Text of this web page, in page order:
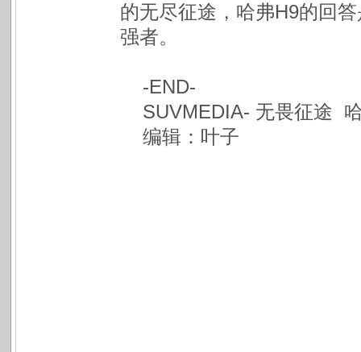
的无尽征途，哈弗H9的回
强者。
-END-
SUVMEDIA- 无畏征途
编辑：叶子